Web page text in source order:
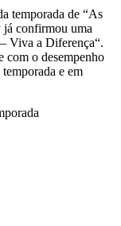
temporada de “As
já confirmou uma
Viva a Diferença“.
com o desempenho
e em